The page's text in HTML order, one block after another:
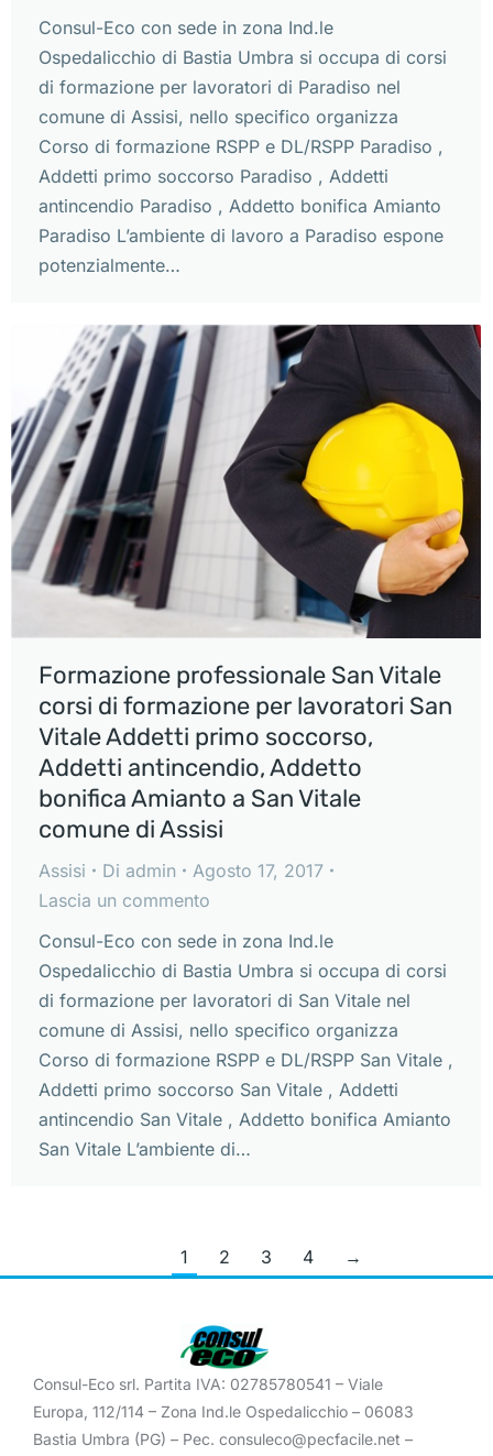
Consul-Eco con sede in zona Ind.le
Ospedalicchio di Bastia Umbra si occupa di corsi
di formazione per lavoratori di Paradiso nel
comune di Assisi, nello specifico organizza
Corso di formazione RSPP e DL/RSPP Paradiso ,
Addetti primo soccorso Paradiso , Addetti
antincendio Paradiso , Addetto bonifica Amianto
Paradiso L’ambiente di lavoro a Paradiso espone
potenzialmente…
Formazione professionale San Vitale
corsi di formazione per lavoratori San
Vitale Addetti primo soccorso,
Addetti antincendio, Addetto
bonifica Amianto a San Vitale
comune di Assisi
Assisi Di admin
Agosto 17, 2017
Lascia un commento
Consul-Eco con sede in zona Ind.le
Ospedalicchio di Bastia Umbra si occupa di corsi
di formazione per lavoratori di San Vitale nel
comune di Assisi, nello specifico organizza
Corso di formazione RSPP e DL/RSPP San Vitale ,
Addetti primo soccorso San Vitale , Addetti
antincendio San Vitale , Addetto bonifica Amianto
San Vitale L’ambiente di…
1 2 3 4 →
Consul-Eco srl. Partita IVA: 02785780541 – Viale
Europa, 112/114 – Zona Ind.le Ospedalicchio – 06083
Bastia Umbra (PG) – Pec. consuleco@pecfacile.net –